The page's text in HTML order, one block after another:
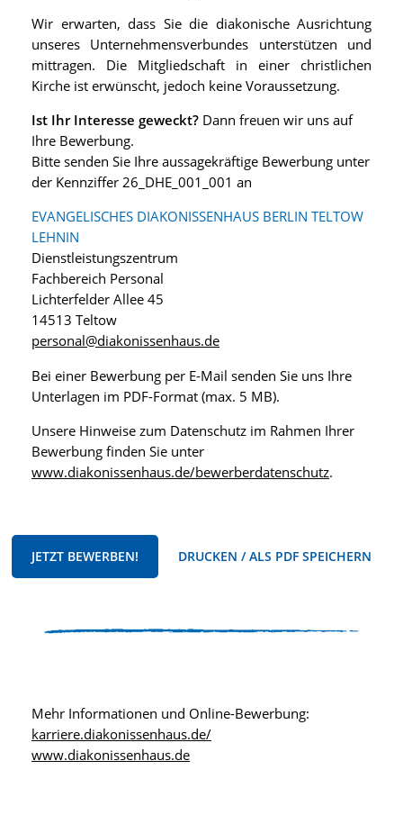
Wir erwarten, dass Sie die diakonische Ausrichtung
unseres Unternehmensverbundes unterstützen und
mittragen. Die Mitgliedschaft in einer christlichen
Kirche ist erwünscht, jedoch keine Voraussetzung.
Ist Ihr Interesse geweckt? Dann freuen wir uns auf
Ihre Bewerbung.
Bitte senden Sie Ihre aussagekräftige Bewerbung unter
der Kennziffer 26_DHE_001_001 an
EVANGELISCHES DIAKONISSENHAUS BERLIN TELTOW
LEHNIN
Dienstleistungszentrum
Fachbereich Personal
Lichterfelder Allee 45
14513 Teltow
personal@diakonissenhaus.de
Bei einer Bewerbung per E-Mail senden Sie uns Ihre
Unterlagen im PDF-Format (max. 5 MB).
Unsere Hinweise zum Datenschutz im Rahmen Ihrer
Bewerbung finden Sie unter
www.diakonissenhaus.de/bewerberdatenschutz.
JETZT BEWERBEN! DRUCKEN / ALS PDF SPEICHERN
Mehr Informationen und Online-Bewerbung:
karriere.diakonissenhaus.de/
www.diakonissenhaus.de